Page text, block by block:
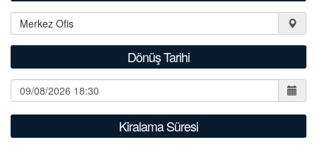
Dönüş Tarihi
Kiralama Süresi